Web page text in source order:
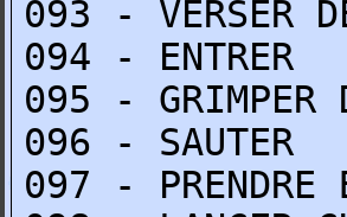
093 - VERSER
094 - ENTRER
095 - GRIMPER
096 - SAUTER
097 - PRENDRE